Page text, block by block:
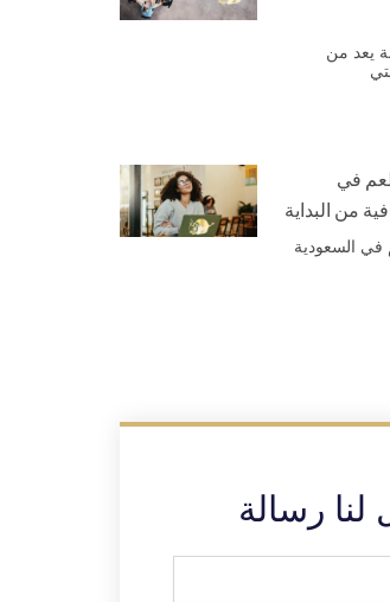
يعد من
في
من البداية
السعودية
لنا رسالة